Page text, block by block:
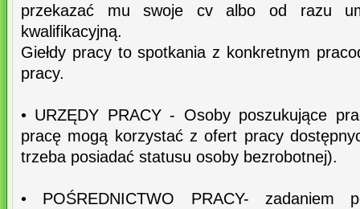
przekazać mu swoje cv albo od razu
kwalifikacyjną.
Giełdy pracy to spotkania z konkretnym
pracy.
• URZĘDY PRACY - Osoby poszukujące
pracę mogą korzystać z ofert pracy
trzeba posiadać statusu osoby bezrobotnej).
• POŚREDNICTWO PRACY- zadaniem